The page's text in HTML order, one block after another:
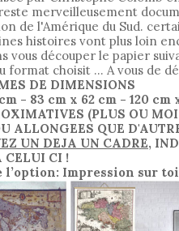
merveilleusement
de l'Amérique du Sud.
histoires vont plus loin
vous découper le papier
format choisit ... A vous de
DE DIMENSIONS
- 83 cm x 62 cm - 120 cm
(PLUS OU
ALLONGEES QUE
UN DEJA UN CADRE,
CELUI CI !
l’option: Impression sur